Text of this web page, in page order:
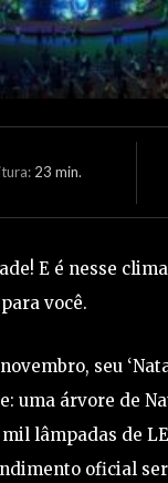
23 min.
E é nesse
para você.
seu
uma árvore de
lâmpadas de
oficial